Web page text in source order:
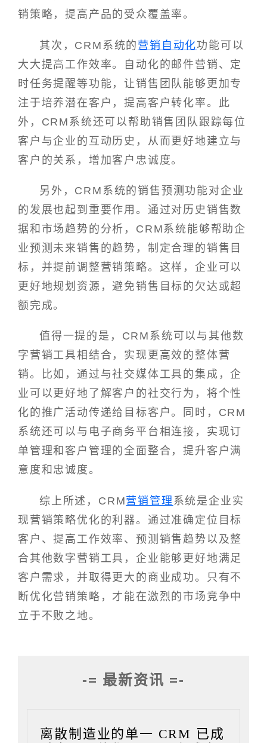
销策略，提高产品的受众覆盖率。
其次，CRM系统的 营销自动化功能可以
大大提高工作效率。自动化的邮件营销、定
时任务提醒等功能，让销售团队能够更加专
注于培养潜在客户，提高客户转化率。此
外，CRM系统还可以帮助销售团队跟踪每位
客户与企业的互动历史，从而更好地建立与
客户的关系，增加客户忠诚度。
另外，CRM系统的销售预测功能对企业
的发展也起到重要作用。通过对历史销售数
据和市场趋势的分析，CRM系统能够帮助企
业预测未来销售的趋势，制定合理的销售目
标，并提前调整营销策略。这样，企业可以
更好地规划资源，避免销售目标的欠达或超
额完成。
值得一提的是，CRM系统可以与其他数
字营销工具相结合，实现更高效的整体营
销。比如，通过与社交媒体工具的集成，企
业可以更好地了解客户的社交行为，将个性
化的推广活动传递给目标客户。同时，CRM
系统还可以与电子商务平台相连接，实现订
单管理和客户管理的全面整合，提升客户满
意度和忠诚度。
综上所述，CRM营销管理 系统是企业实
现营销策略优化的利器。通过准确定位目标
客户、提高工作效率、预测销售趋势以及整
合其他数字营销工具，企业能够更好地满足
客户需求，并取得更大的商业成功。只有不
断优化营销策略，才能在激烈的市场竞争中
立于不败之地。
-= 最新资讯 =-
离散制造业的单一 CRM 已成